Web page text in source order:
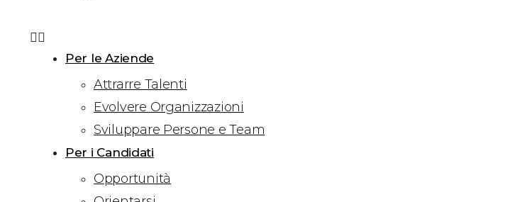
Per le Aziende
Attrarre Talenti
Evolvere Organizzazioni
Sviluppare Persone e Team
Per i Candidati
Opportunità